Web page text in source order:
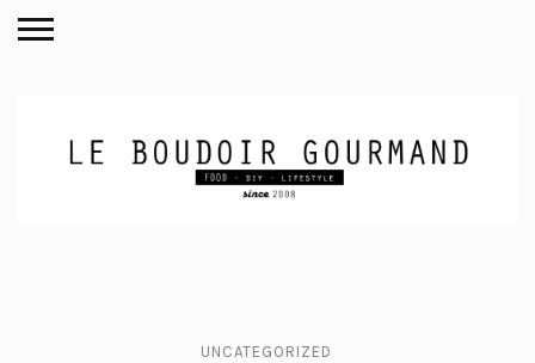
UNCATEGORIZED